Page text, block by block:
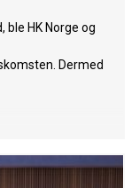
ble HK Norge og
Dermed